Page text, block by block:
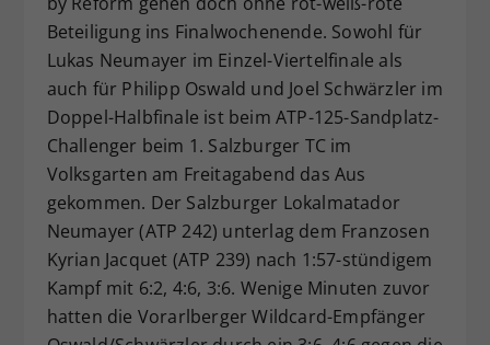
Beteiligung ins Finalwochenende. Sowohl für
Lukas Neumayer im Einzel-Viertelfinale als
auch für Philipp Oswald und Joel Schwärzler im
Doppel-Halbfinale ist beim ATP-125-Sandplatz-
Challenger beim 1. Salzburger TC im
Volksgarten am Freitagabend das Aus
gekommen. Der Salzburger Lokalmatador
Neumayer (ATP 242) unterlag dem Franzosen
Kyrian Jacquet (ATP 239) nach 1:57-stündigem
Kampf mit 6:2, 4:6, 3:6. Wenige Minuten zuvor
hatten die Vorarlberger Wildcard-Empfänger
Zweck
Dieser Wert speichert Ihre Consent-
Einstellungen. Unter anderem eine
zufällig generierte ID, für die
historische Speicherung Ihrer
vorgenommen Einstellungen, falls der
Webseiten-Betreiber dies eingestellt
hat.